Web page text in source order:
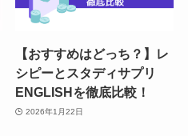
【おすすめはどっち？】レ
シピーとスタディサプリ
ENGLISHを徹底比較！
2026年1月22日